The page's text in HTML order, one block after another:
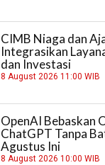
CIMB Niaga dan
Integrasikan
dan Investasi
8 August 2026 11:00 WIB
OpenAI Bebaskan
ChatGPT Tanpa
Agustus Ini
8 August 2026 10:00 WIB